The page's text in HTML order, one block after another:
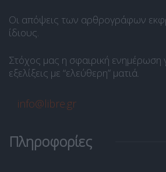
Οι απόψεις των αρθρογράφων
ίδιους.
Στόχος μας η σφαιρική ενημέρωση
εξελίξεις με “ελεύθερη” ματιά.
info@libre.gr
Πληροφορίες